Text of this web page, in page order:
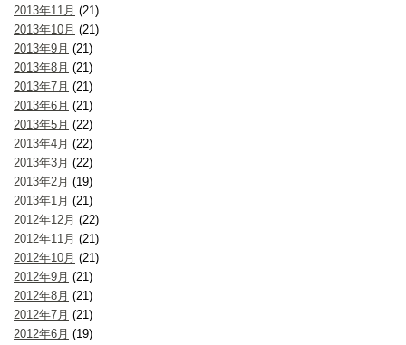
2013年11月 (21)
2013年10月 (21)
2013年9月 (21)
2013年8月 (21)
2013年7月 (21)
2013年6月 (21)
2013年5月 (22)
2013年4月 (22)
2013年3月 (22)
2013年2月 (19)
2013年1月 (21)
2012年12月 (22)
2012年11月 (21)
2012年10月 (21)
2012年9月 (21)
2012年8月 (21)
2012年7月 (21)
2012年6月 (19)